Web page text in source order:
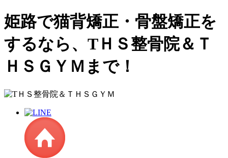
姫路で猫背矯正・骨盤矯正を
するなら、TＨＳ整骨院＆Ｔ
ＨＳＧＹＭまで！